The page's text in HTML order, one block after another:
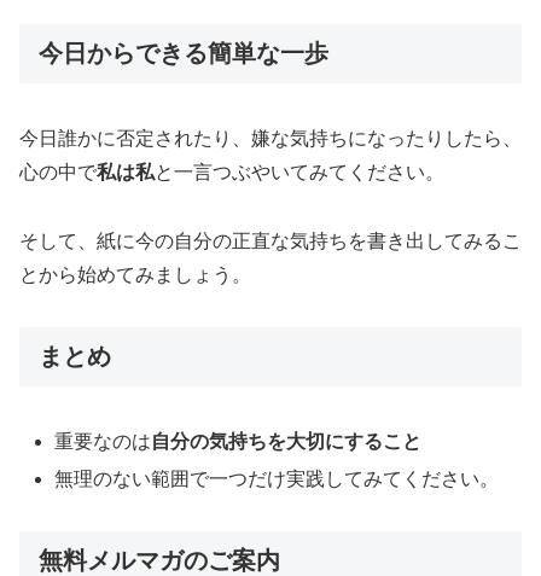
今日からできる簡単な一歩
今日誰かに否定されたり、嫌な気持ちになったりしたら、
心の中で私は私と一言つぶやいてみてください。
そして、紙に今の自分の正直な気持ちを書き出してみるこ
とから始めてみましょう。
まとめ
重要なのは自分の気持ちを大切にすること
無理のない範囲で一つだけ実践してみてください。
無料メルマガのご案内